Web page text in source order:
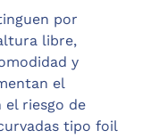
por
libre,
y
el
riesgo de
tipo foil